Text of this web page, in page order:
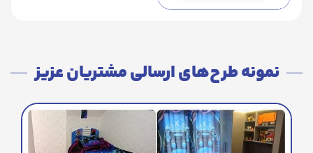
نمونه طرح‌های ارسالی مشتریان عزیز